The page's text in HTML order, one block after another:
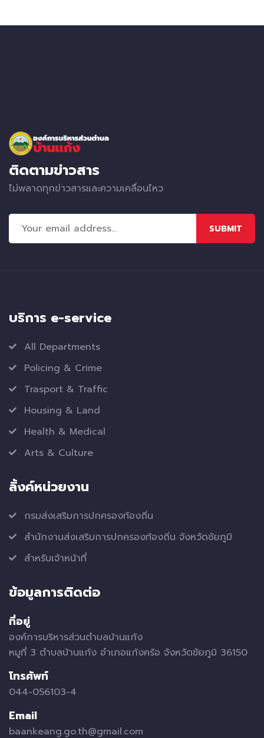
ติดตามข่าวสาร
ไม่พลาดทุกข่าวสารและความเคลื่อนไหว
SUBMIT
บริการ e-service
All Departments
Policing & Crime
Trasport & Traffic
Housing & Land
Health & Medical
Arts & Culture
ลิ้งค์หน่วยงาน
กรมส่งเสริมการปกครองท้องถิ่น
สำนักงานส่งเสริมการปกครองท้องถิ่น จังหวัดชัยภูมิ
สำหรับเจ้าหน้าที่
ข้อมูลการติดต่อ
ที่อยู่
องค์การบริหารส่วนตำบลบ้านแก้ง
หมูที่ 3 ตำบลบ้านแก้ง อำเภอแก้งคร้อ จังหวัดชัยภูมิ 36150
โทรศัพท์
044-056103-4
Email
baankeang.go.th@gmail.com